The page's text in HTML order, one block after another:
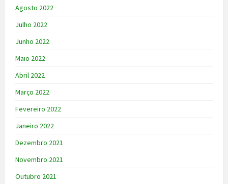
Agosto 2022
Julho 2022
Junho 2022
Maio 2022
Abril 2022
Março 2022
Fevereiro 2022
Janeiro 2022
Dezembro 2021
Novembro 2021
Outubro 2021